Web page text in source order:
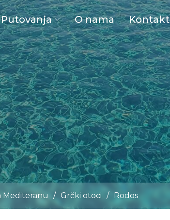
Putovanja O nama Kontakt
Mediteranu / Grčki otoci / Rodos